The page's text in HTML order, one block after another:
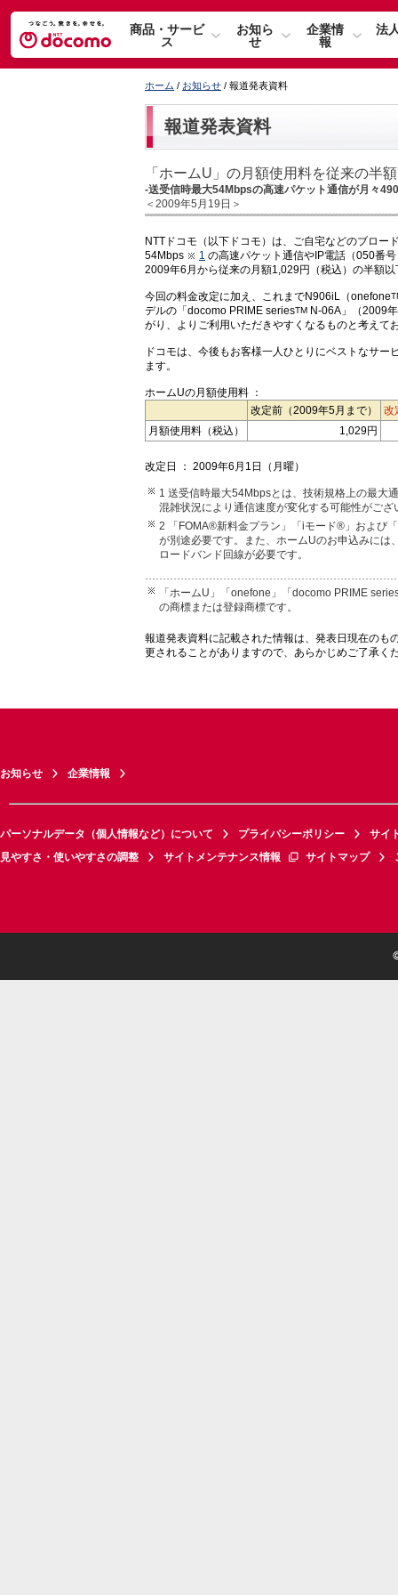
商品・サービ
ス
お知ら
せ
企業情
報
法
ホーム / お知らせ / 報道発表資料
報道発表資料
「ホームU」の月額使用料を従来の半
-送受信時最大54Mbpsの高速パケット通信が月々
＜2009年5月19日＞
NTTドコモ（以下ドコモ）は、ご自宅などのブロー
54Mbps
1 の高速パケット通信やIP電話（050番
2009年6月から従来の月額1,029円（税込）の半額
今回の料金改定に加え、これまでN906iL（onefone
デルの「docomo PRIME seriesTM N-06A」（2009
がり、よりご利用いただきやすくなるものと考えて
ドコモは、今後もお客様一人ひとりにベストなサ
ます。
ホームUの月額使用料 ：
改定前（2009年5月まで）
改
月額使用料（税込）
1,029円
改定日 ： 2009年6月1日（月曜）
1 送受信時最大54Mbpsとは、技術規格上の最大
混雑状況により通信速度が変化する可能性がござ
2 「FOMA®新料金プラン」「iモード®」および
が別途必要です。また、ホームUのお申込みに
ロードバンド回線が必要です。
「ホームU」「onefone」「docomo PRIME
の商標または登録商標です。
報道発表資料に記載された情報は、発表日現在のも
更されることがありますので、あらかじめご了承く
お知らせ 企業情報
パーソナルデータ（個人情報など）について プライバシーポリシー
サイ
見やすさ・使いやすさの調整
サイトメンテナンス情報 サイトマップ